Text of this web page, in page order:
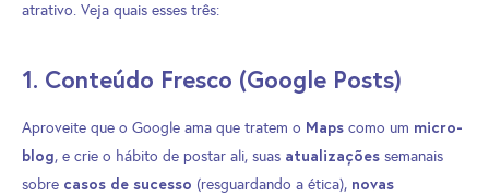
atrativo. Veja quais esses três:
1. Conteúdo Fresco (Google Posts)
Aproveite que o Google ama que tratem o Maps como um micro-
blog, e crie o hábito de postar ali, suas atualizações semanais
sobre casos de sucesso (resguardando a ética), novas